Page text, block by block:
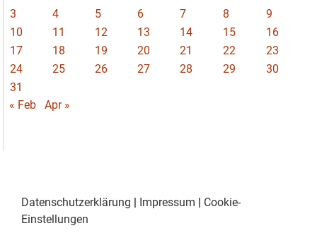
3
4 5 6 7 8
9
10
11 12 13 14 15
16
17
18 19 20 21 22
23
24
25 26 27 28 29
30
31
« Feb
Apr »
Datenschutzerklärung Impressum
Cookie-
Einstellungen